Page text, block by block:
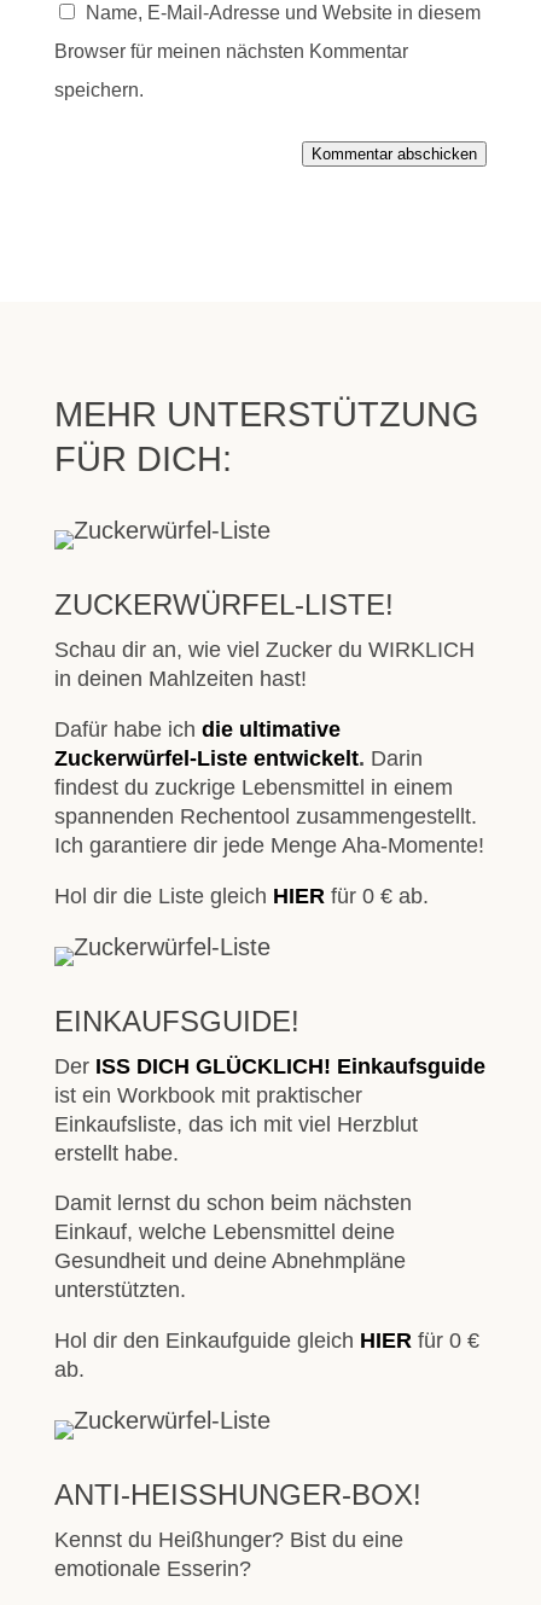
Name, E-Mail-Adresse und Website in diesem
Browser für meinen nächsten Kommentar
speichern.
Kommentar abschicken
MEHR UNTERSTÜTZUNG
FÜR DICH:
ZUCKERWÜRFEL-LISTE!
Schau dir an, wie viel Zucker du WIRKLICH
in deinen Mahlzeiten hast!
Dafür habe ich die ultimative
Zuckerwürfel-Listeentwickelt. Darin
findest du zuckrige Lebensmittel in einem
spannenden Rechentool zusammengestellt.
Ich garantiere dir jede Menge Aha-Momente!
Hol dir die Liste gleich HIER für 0 € ab.
EINKAUFSGUIDE!
Der ISS DICH GLÜCKLICH! Einkaufsguide
ist ein Workbook mit praktischer
Einkaufsliste, das ich mit viel Herzblut
erstellt habe.
Damit lernst du schon beim nächsten
Einkauf, welche Lebensmittel deine
Gesundheit und deine Abnehmpläne
unterstützten.
Hol dir den Einkaufguide gleich HIER für 0 €
ab.
ANTI-HEISSHUNGER-BOX!
Kennst du Heißhunger? Bist du eine
emotionale Esserin?